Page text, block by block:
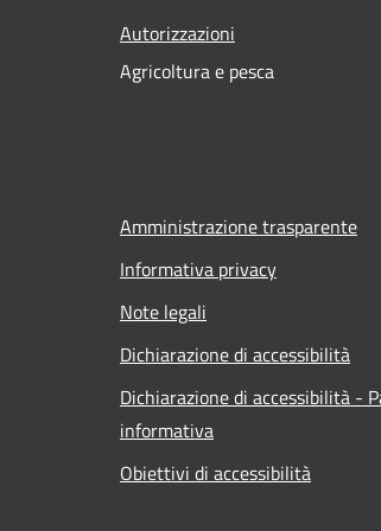
Autorizzazioni
Agricoltura e pesca
Amministrazione trasparente
Informativa privacy
Note legali
Dichiarazione di accessibilità
Dichiarazione di accessibilità -
informativa
Obiettivi di accessibilità